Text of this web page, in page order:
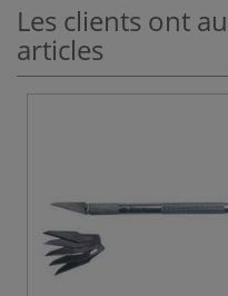
Les clients ont
articles